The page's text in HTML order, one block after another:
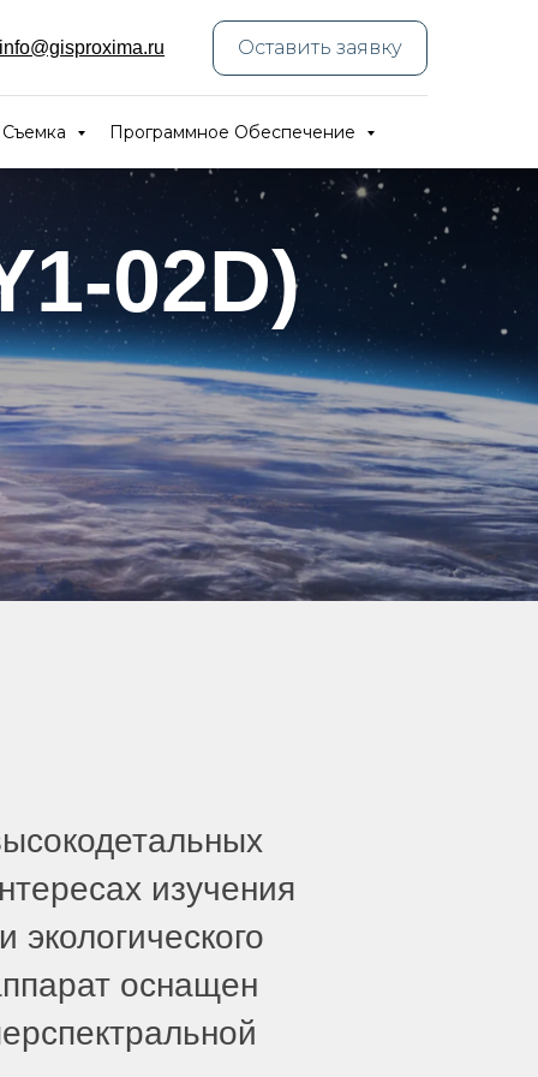
info@gisproxima.ru Оставить заявку
Программное Обеспечение
02D)
изучения
оснащен